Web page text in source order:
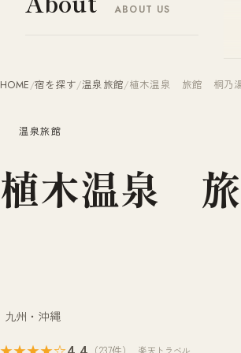
ABOUT US
HOME/宿を探す/温泉旅館/植木温泉 旅館 桐乃
温泉旅館
植木温泉
九州・沖縄
（237件） 楽天トラベル